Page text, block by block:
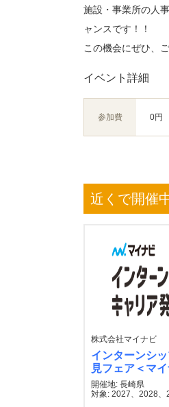
施設・事業所の人
ャンスです！！
この機会にぜひ、
イベント詳細
参加費 0円
近くで開催
株式会社マイナビ
インターンシ
見フェア＜マ
開催地: 長崎県
対象: 2027、2028